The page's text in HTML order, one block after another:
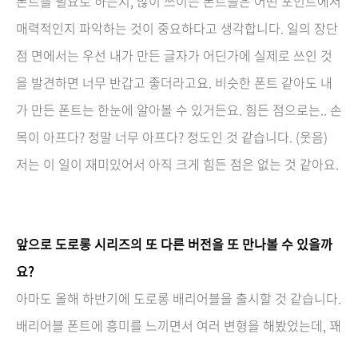
매력적인지 파악하는 것이 중요하다고 생각합니다. 일의 장단
점 면에서는 우선 내가 만든 글자가 어딘가에 실제로 쓰인 것
을 발견하면 너무 반갑고 좋더라고요. 비슷한 폰트 같아도 내
가 만든 폰트는 한눈에 알아볼 수 있거든요. 힘든 점으로는.. 손
목이 아프다? 정말 너무 아프다? 정도인 것 같습니다. (웃음)
저는 이 일이 재미있어서 아직 크게 힘든 점은 없는 것 같아요.
앞으로 도로롱 시리즈의 또 다른 버전을 또 만나볼 수 있을까
요?
아마도 올해 하반기에 도로롱 배리어블을 출시할 것 같습니다.
배리어블 폰트에 흥미를 느끼면서 여러 변형을 해봤었는데, 꽤